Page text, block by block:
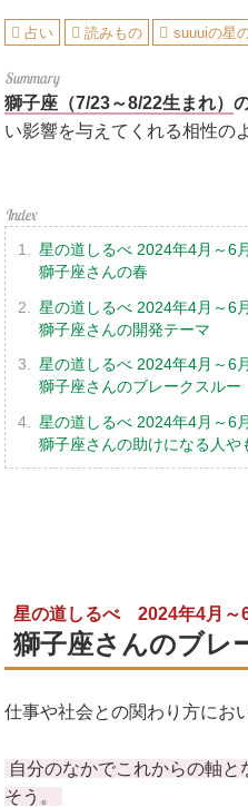
占い 読みもの suuuiの星
獅子座（7/23～8/22生まれ）
い影響を与えてくれる相性の
星の道しるべ 2024年4月～6月
獅子座さんの春
星の道しるべ 2024年4月～6月
獅子座さんの開発テーマ
星の道しるべ 2024年4月～6月
獅子座さんのブレークスルー
星の道しるべ 2024年4月～6月
獅子座さんの助けになる人や
星の道しるべ 2024年4月～
獅子座さんのブレ
仕事や社会との関わり方にお
自分のなかでこれからの軸
そう。